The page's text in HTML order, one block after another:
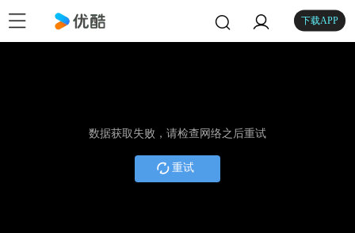
下载APP
数据获取失败，请检查网络之后重试
重试